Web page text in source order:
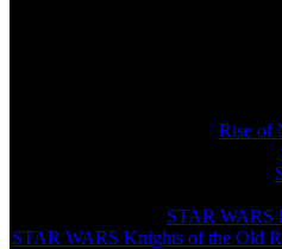
Rise of
STAR WARS
STAR WARS Knights of the Old